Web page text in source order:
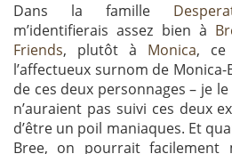
Dans la famille
m’identifierais assez bien à
Friends, plutôt à Monica, ce
l’affectueux surnom de
de ces deux personnages – je
n’auraient pas suivi ces deux
d’être un poil maniaques. Et
Bree, on pourrait facilement